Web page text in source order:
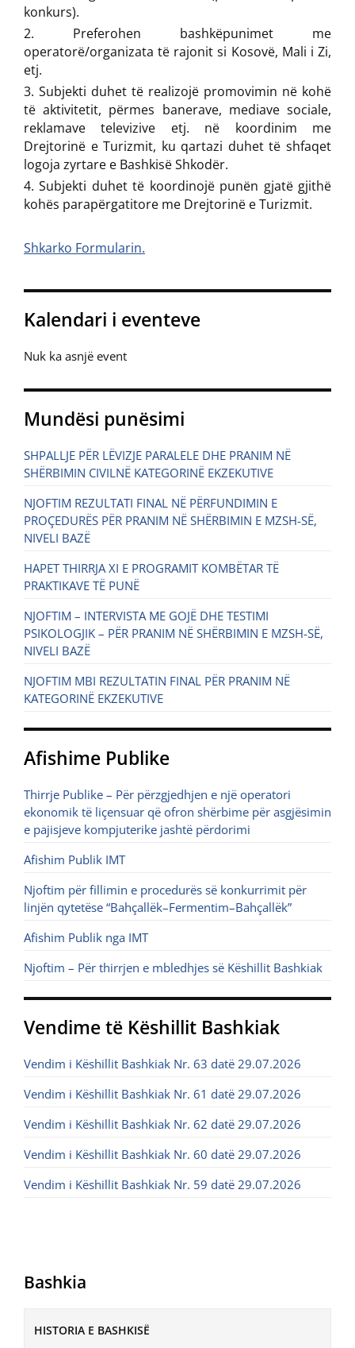
Bashkia
HISTORIA E BASHKISË
konkurs).
Preferohen bashkëpunimet me
operatorë/organizata të rajonit si Kosovë, Mali i Zi,
etj.
Subjekti duhet të realizojë promovimin në kohë
të aktivitetit, përmes banerave, mediave sociale,
reklamave televizive etj. në koordinim me
Drejtorinë e Turizmit, ku qartazi duhet të shfaqet
logoja zyrtare e Bashkisë Shkodër.
Subjekti duhet të koordinojë punën gjatë gjithë
kohës parapërgatitore me Drejtorinë e Turizmit.
Shkarko Formularin.
Kalendari i eventeve
Nuk ka asnjë event
Mundësi punësimi
SHPALLJE PËR LËVIZJE PARALELE DHE PRANIM NË
SHËRBIMIN CIVILNË KATEGORINË EKZEKUTIVE
NJOFTIM REZULTATI FINAL NË PËRFUNDIMIN E
PROÇEDURËS PËR PRANIM NË SHËRBIMIN E MZSH-SË,
NIVELI BAZË
HAPET THIRRJA XI E PROGRAMIT KOMBËTAR TË
PRAKTIKAVE TË PUNË
NJOFTIM – INTERVISTA ME GOJË DHE TESTIMI
PSIKOLOGJIK – PËR PRANIM NË SHËRBIMIN E MZSH-SË,
NIVELI BAZË
NJOFTIM MBI REZULTATIN FINAL PËR PRANIM NË
KATEGORINË EKZEKUTIVE
Afishime Publike
Thirrje Publike – Për përzgjedhjen e një operatori
ekonomik të liçensuar që ofron shërbime për asgjësimin
e pajisjeve kompjuterike jashtë përdorimi
Afishim Publik IMT
Njoftim për fillimin e procedurës së konkurrimit për
linjën qytetëse “Bahçallëk–Fermentim–Bahçallëk”
Afishim Publik nga IMT
Njoftim – Për thirrjen e mbledhjes së Këshillit Bashkiak
Vendime të Këshillit Bashkiak
Vendim i Këshillit Bashkiak Nr. 63 datë 29.07.2026
Vendim i Këshillit Bashkiak Nr. 61 datë 29.07.2026
Vendim i Këshillit Bashkiak Nr. 62 datë 29.07.2026
Vendim i Këshillit Bashkiak Nr. 60 datë 29.07.2026
Vendim i Këshillit Bashkiak Nr. 59 datë 29.07.2026